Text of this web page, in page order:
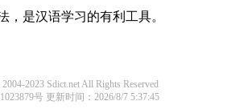
是汉语学习的有利工具。
2023 Sdict.net All Rights Reserved
号更新时间：2026/8/7 5:37:45